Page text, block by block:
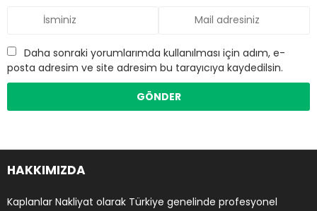
Daha sonraki yorumlarımda kullanılması için adım, e-
posta adresim ve site adresim bu tarayıcıya kaydedilsin.
HAKKIMIZDA
Kaplanlar Nakliyat olarak Türkiye genelinde profesyonel